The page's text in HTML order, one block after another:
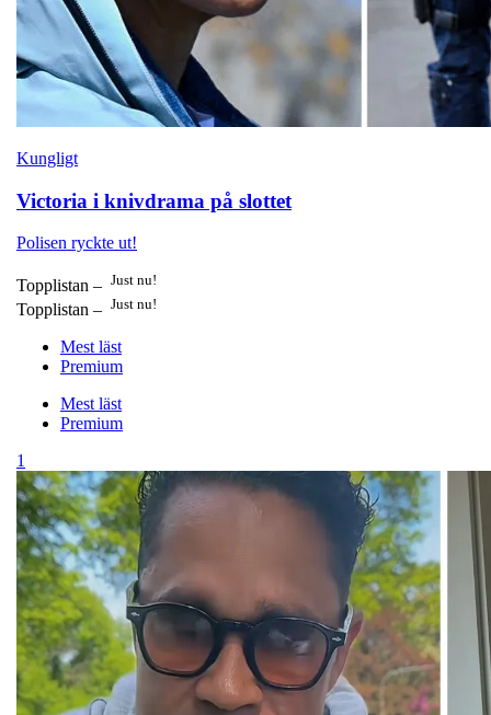
Kungligt
Victoria i knivdrama på slottet
Polisen ryckte ut!
Topplistan – Just nu!
Topplistan – Just nu!
Mest läst
Premium
Mest läst
Premium
1